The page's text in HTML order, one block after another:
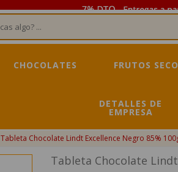
CHOCOLATES FRUTOS
DETALLES DE
EMPRESA
Tableta Chocolate Lindt Excellence Negro 85%
Tableta Chocolate